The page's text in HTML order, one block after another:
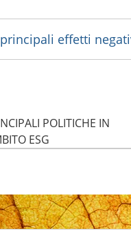
effetti
POLITICHE IN
ESG